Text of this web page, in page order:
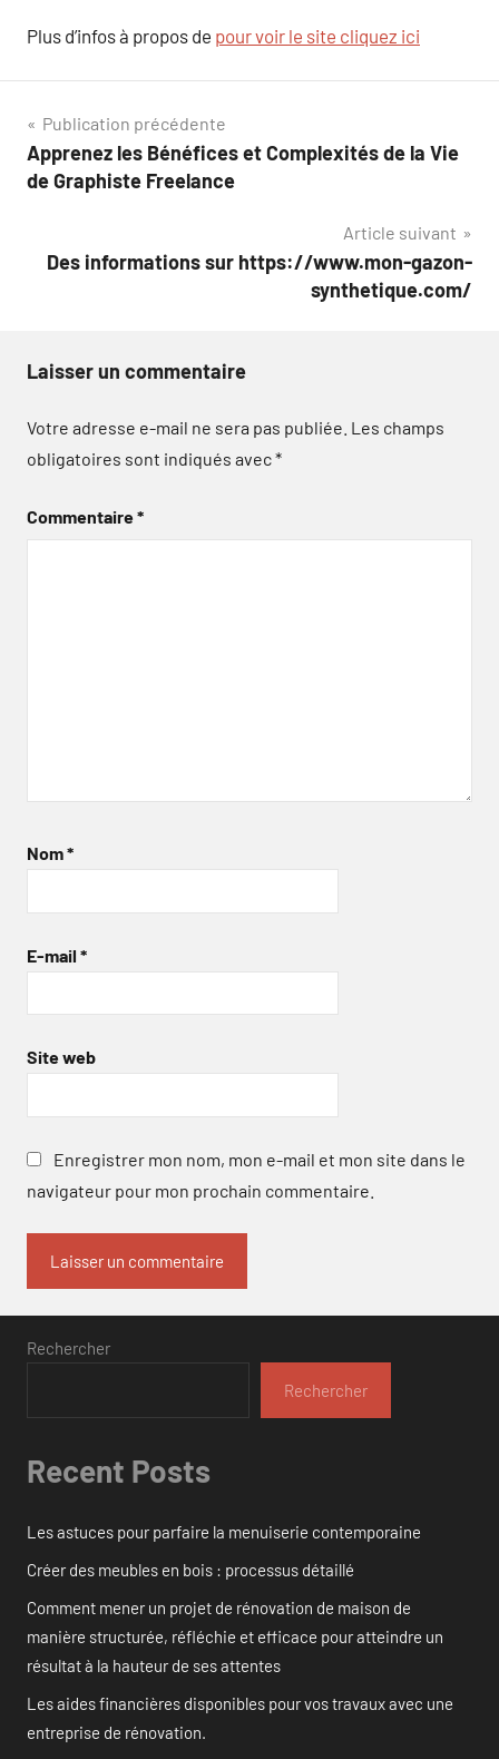
Plus d’infos à propos de pour voir le site cliquez ici
Navigation
de
Publication précédente
Apprenez les Bénéfices et Complexités de la Vie
de Graphiste Freelance
Article suivant
Des informations sur https://www.mon-gazon-
synthetique.com/
Laisser un commentaire
Votre adresse e-mail ne sera pas publiée. Les champs
obligatoires sont indiqués avec*
Commentaire*
Nom*
E-mail *
Site web
Enregistrer mon nom, mon e-mail et mon site dans le
navigateur pour mon prochain commentaire.
Rechercher
Rechercher
Recent Posts
Les astuces pour parfaire la menuiserie contemporaine
Créer des meubles en bois : processus détaillé
Comment mener un projet de rénovation de maison de
manière structurée, réfléchie et efficace pour atteindre un
résultat à la hauteur de ses attentes
Les aides financières disponibles pour vos travaux avec une
entreprise de rénovation.